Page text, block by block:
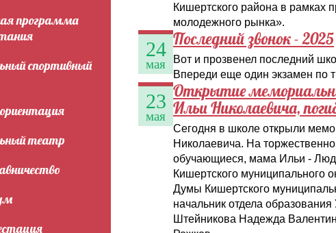
программа
спортивный
театр
Кишертского района в рамках
молодежного рынка».
24
мая
Последний звонок - 2025
Вот и прозвенел последний
Впереди еще один экзамен по
23
мая
Открытие
Ильи Николаевича,
Сегодня в школе открыли
Николаевича. На
обучающиеся, мама Ильи -
Кишертского муниципального
Думы Кишертского
начальник отдела
Штейникова Надежда